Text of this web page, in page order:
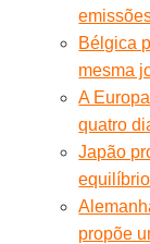
Bélgica
mesma
A
quatro
Japão
propõe